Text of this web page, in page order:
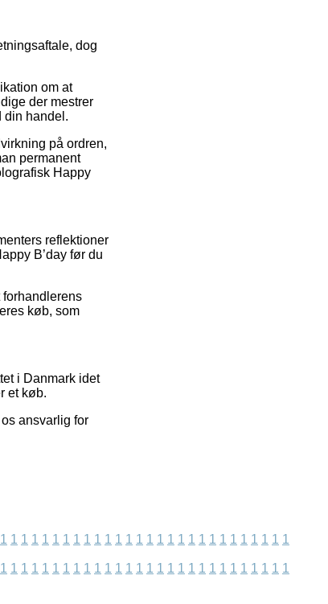
dog
om at
der mestrer
din handel.
på ordren,
permanent
Happy
reflektioner
B’day før du
forhandlerens
køb, som
i Danmark idet
et køb.
ansvarlig for
1 1 1 1 1 1 1 1 1 1 1 1 1 1 1 1 1 1 1 1 1 1 1 1 1 1 1 1
1 1 1 1 1 1 1 1 1 1 1 1 1 1 1 1 1 1 1 1 1 1 1 1 1 1 1 1